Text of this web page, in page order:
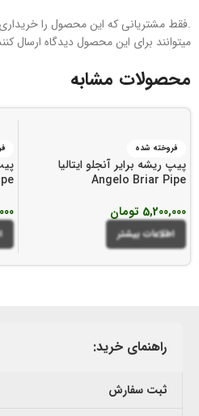
.فقط مشتریانی که این محصول را
میتوانند برای این محصول دیدگاه ارسال
محصولات مشابه
فروخته شده
پیپ ریشه برایر آنجلو ایتالیا
Angelo Briar Pipe
5,200,000 تومان
اطلاعات بیشتر
راهنمای خرید:
ثبت سفارش